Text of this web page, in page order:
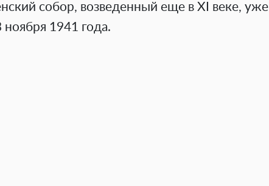
собор, возведенный еще в XI веке, уже
ноября 1941 года.